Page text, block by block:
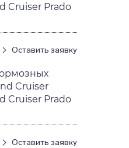
Cruiser Prado
Оставить заявку
Cruiser
Cruiser Prado
Оставить заявку